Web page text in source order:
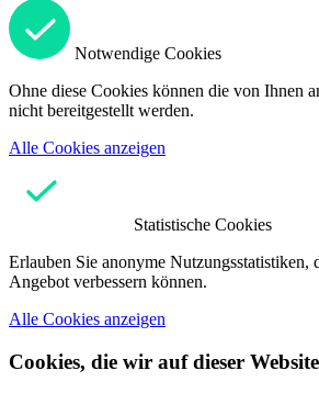
Notwendige Cookies
Ohne diese Cookies können die von Ihnen
nicht bereitgestellt werden.
Alle Cookies anzeigen
Statistische Cookies
Erlauben Sie anonyme Nutzungsstatistiken,
Angebot verbessern können.
Alle Cookies anzeigen
Cookies, die wir auf dieser